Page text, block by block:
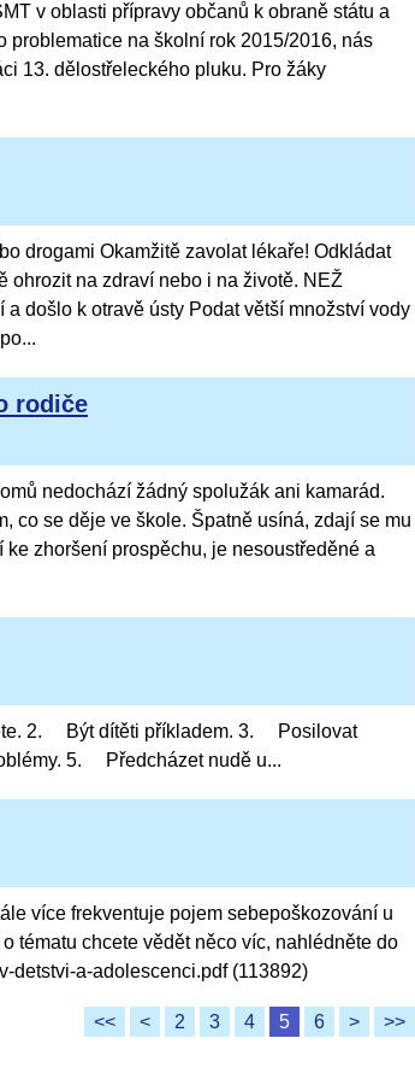
v oblasti přípravy občanů k obraně státu a
problematice na školní rok 2015/2016, nás
13. dělostřeleckého pluku. Pro žáky
drogami Okamžitě zavolat lékaře! Odkládat
ohrozit na zdraví nebo i na životě. NEŽ
došlo k otravě ústy Podat větší množství vody
rodiče
nedochází žádný spolužák ani kamarád.
co se děje ve škole. Špatně usíná, zdají se mu
zhoršení prospěchu, je nesoustředěné a
2. Být dítěti příkladem. 3. Posilovat
5. Předcházet nudě u...
více frekventuje pojem sebepoškozování u
tématu chcete vědět něco víc, nahlédněte do
detstvi-a-adolescenci.pdf (113892)
<< < 2 3 4 5 6 > >>